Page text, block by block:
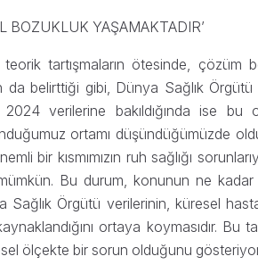
BOZUKLUK YAŞAMAKTADIR’
teorik tartışmaların ötesinde,
da belirttiği gibi, Dünya Sağlık
2024 verilerine bakıldığında ise
ortamı düşündüğümüzde
bir kısmımızın ruh sağlığı
Bu durum, konunun ne
Örgütü verilerinin, küresel
ortaya koymasıdır. Bu
ölçekte bir sorun olduğunu